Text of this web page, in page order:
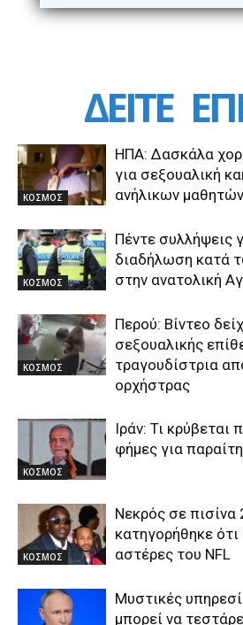
ΔΕΙΤΕ
ΚΟΣΜΟΣ
ΗΠΑ: Δασκάλα
για σεξουαλική
ανήλικων
ΚΟΣΜΟΣ
Πέντε συλλήψεις
διαδήλωση κατά
στην ανατολική
ΚΟΣΜΟΣ
Περού: Βίντεο
σεξουαλικής
τραγουδίστρια
ορχήστρας
ΚΟΣΜΟΣ
Ιράν: Τι κρύβεται
φήμες για
ΚΟΣΜΟΣ
Νεκρός σε πισίνα
κατηγορήθηκε
αστέρες του NFL
Μυστικές
μπορεί να